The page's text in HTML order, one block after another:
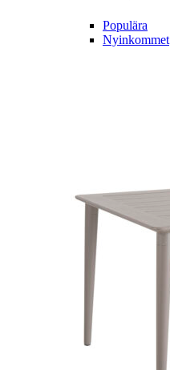
Populära
Nyinkommet